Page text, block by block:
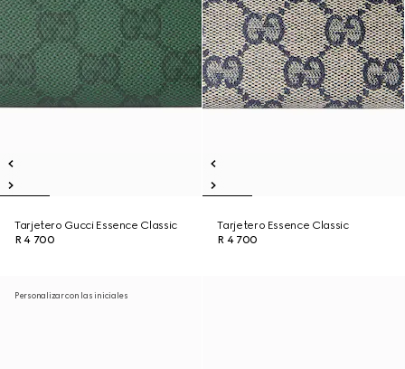
Tarjetero Gucci Essence Classic
R 4 700
Tarjetero Essence Classic
R 4 700
Personalizar con las iniciales